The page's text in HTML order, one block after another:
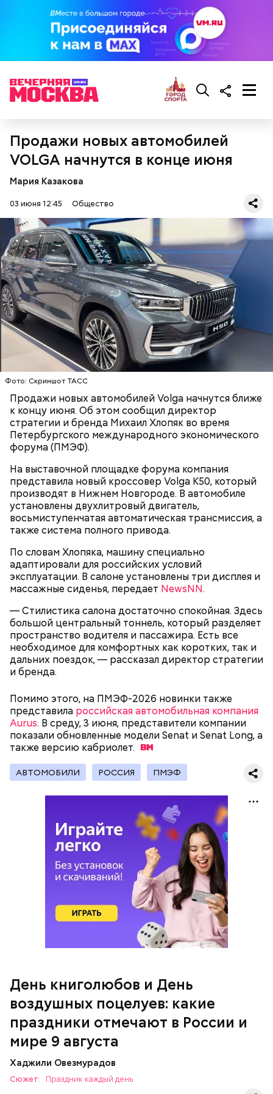
Продажи новых автомобилей
VOLGA начнутся в конце июня
Мария Казакова
03 июня 12:45 Общество
Фото: Скриншот ТАСС
Продажи новых автомобилей Volga начнутся ближе
к концу июня. Об этом сообщил директор
стратегии и бренда Михаил Хлопяк во время
Петербургского международного экономического
форума (ПМЭФ).
На выставочной площадке форума компания
представила новый кроссовер Volga K50, который
производят в Нижнем Новгороде. В автомобиле
установлены двухлитровый двигатель,
восьмиступенчатая автоматическая трансмиссия, а
также система полного привода.
По словам Хлопяка, машину специально
адаптировали для российских условий
эксплуатации. В салоне установлены три дисплея и
массажные сиденья, передает NewsNN.
— Стилистика салона достаточно спокойная. Здесь
большой центральный тоннель, который разделяет
пространство водителя и пассажира. Есть все
необходимое для комфортных как коротких, так и
дальних поездок, — рассказал директор стратегии
и бренда.
Помимо этого, на ПМЭФ-2026 новинки также
представила российская автомобильная компания
Aurus. В среду, 3 июня, представители компании
показали обновленные модели Senat и Senat Long, а
также версию кабриолет.
АВТОМОБИЛИ РОССИЯ ПМЭФ
День книголюбов и День
воздушных поцелуев: какие
праздники отмечают в России и
мире 9 августа
Хаджили Овезмурадов
Сюжет:
Праздник каждый день
День воздушных поцелуев
В некоторых молодежных заведениях европейских
стран в этот праздник устраиваются
тематические вечеринки и флешмобы. Кроме того,
отпраздновать эту дату можно, отправив
воздушный поцелуй близкому человеку через
социальные сети и мессенджеры.
Праздник любви
Праздник любви, или Ту бе-Ав, отмечается в
Израиле как местный аналог Дня святого
Валентина. Влюбленные в этот день делают друг
другу сюрпризы, дарят цветы и подарки,
устраивают свидания и признаются в своих
чувствах. Праздник уходит корнями в далекое
прошлое — во времена существования еврейской
традиции, когда девушки надевали белые платья и
водили хороводы в виноградниках, а юноши
искали себе невест.
День «Счастье случается»
День «Счастье случается» был инициирован
Тайным обществом счастливых людей, чтобы
напомнить людям, что счастье на самом деле
кроется в мелочах. Отпраздновать этот день
можно, поделившись с другими людьми
счастливыми моментами из своей жизни.